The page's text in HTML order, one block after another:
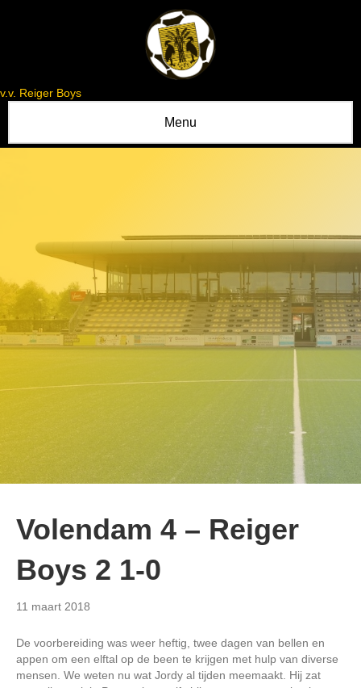
v.v. Reiger Boys
Menu
Volendam 4 – Reiger
Boys 2 1-0
11 maart 2018
De voorbereiding was weer heftig, twee dagen van bellen en
appen om een elftal op de been te krijgen met hulp van diverse
mensen. We weten nu wat Jordy al tijden meemaakt. Hij zat